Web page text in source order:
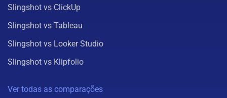
Slingshot vs ClickUp
Slingshot vs Tableau
Slingshot vs Looker Studio
Slingshot vs Klipfolio
Ver todas as comparações